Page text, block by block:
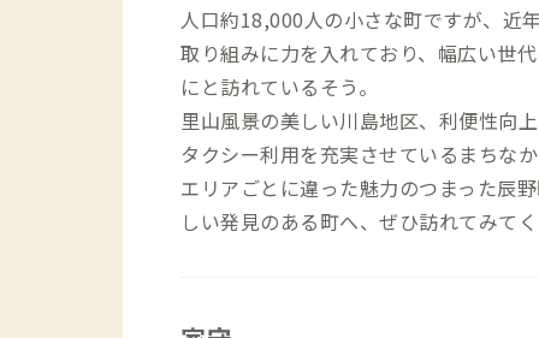
人口約18,000人の小さな町ですが、近
取り組みに力を入れており、幅広い世
にと訪れているそう。
里山風景の美しい川島地区、利便性向
タクシー利用を充実させているまちな
エリアごとに違った魅力のつまった辰
しい発見のある町へ、ぜひ訪れてみて